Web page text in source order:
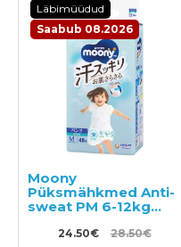
Läbimüüdud
Saabub 08.2026
Moony
Püksmähkmed Anti-
sweat PM 6-12kg
24.50€ 28.50€